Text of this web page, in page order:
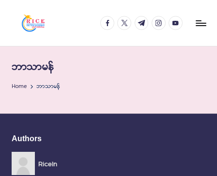
facebook.com
twitter.com
t.me instagram.com
youtube.com
ဘာသာမန်
Home ဘာသာမန်
Authors
RiceIn